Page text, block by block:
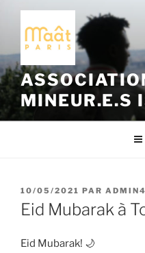
Aller
contenu
principal
MINEUR.E.S
PUBLIÉ
LE
10/05/2021 PAR
Eid Mubarak à
Eid Mubarak! 🌙